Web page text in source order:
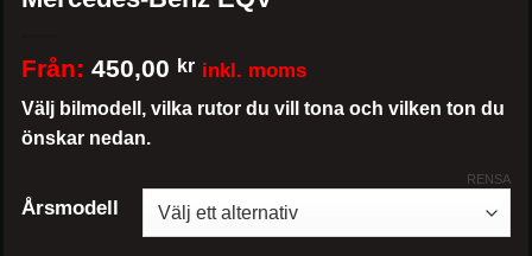
Från: 450,00 kr inkl. moms
Välj bilmodell, vilka rutor du vill tona och vilken ton du
önskar nedan.
Årsmodell
RENSA